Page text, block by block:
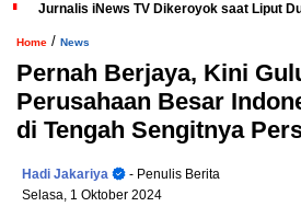
Jurnalis iNews TV Dikeroyok saat Liput
Home / News
Pernah Berjaya, Kini
Perusahaan Besar
di Tengah Sengitnya
Hadi Jakariya
- Penulis Berita
Selasa, 1 Oktober 2024